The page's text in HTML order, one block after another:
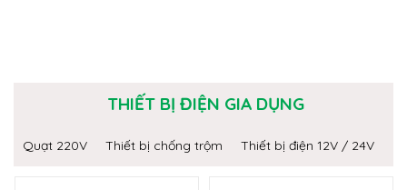
THIẾT BỊ ĐIỆN GIA DỤNG
Quạt 220V Thiết bị chống trộm Thiết bị điện 12V / 24V